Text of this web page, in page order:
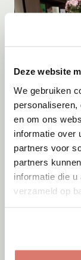
Deze website
We gebruiken
en om ons
informatie over
partners voor
partners
informatie die
verzameld op
Bodhi